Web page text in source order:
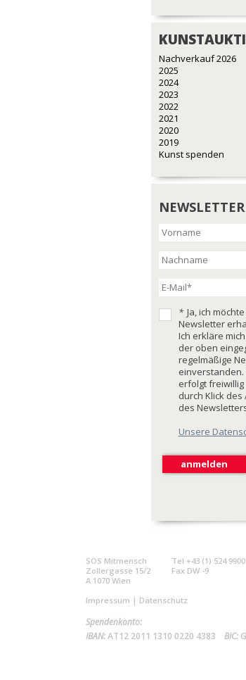
Nachverkauf 2026
2025
2024
2023
2022
2021
2020
2019
Kunst spenden
* Ja, ich
Newsletter
Ich erkläre
der oben
regelmäßige
einverstanden.
erfolgt
durch Klick
des
Unsere
SOS Mitmensch
Zollergasse 15/2
A 1070 Wien
Tel +43 (1) 524 9900
Fax DW -9
Impressum | Datenschutz
Spendenkonto:
IBAN:AT12 2011 1310 0220 4383 BIC: